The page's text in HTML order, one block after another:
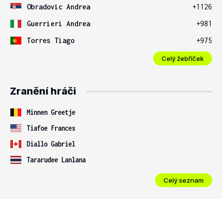
Obradovic Andrea
+1126
Guerrieri Andrea
+981
Torres Tiago
+975
Celý žebříček
Zranění hráči
Minnen Greetje
Tiafoe Frances
Diallo Gabriel
Tararudee Lanlana
Celý seznam